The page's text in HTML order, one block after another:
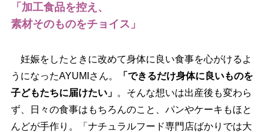
「加工食品を控え、
素材そのものをチョイス」
妊娠をしたときに改めて身体に良い食事を心がけるよ
うになったAYUMIさん。
「できるだけ身体に良いものを
子どもたちに届けたい」 。そんな想いは出産後も変わら
ず、日々の食事はもちろんのこと、パンやケーキもほと
んどが手作り。「ナチュラルフード専門店ばかりでは大